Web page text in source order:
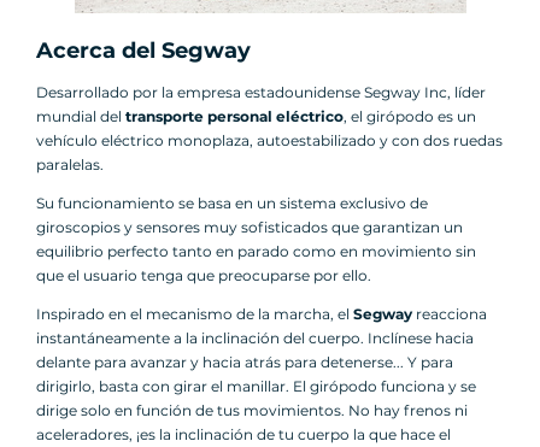
Acerca del Segway
Desarrollado por la empresa estadounidense Segway Inc, líder
mundial del transporte personal eléctrico, el girópodo es un
vehículo eléctrico monoplaza, autoestabilizado y con dos ruedas
paralelas.
Su funcionamiento se basa en un sistema exclusivo de
giroscopios y sensores muy sofisticados que garantizan un
equilibrio perfecto tanto en parado como en movimiento sin
que el usuario tenga que preocuparse por ello.
Inspirado en el mecanismo de la marcha, el Segway reacciona
instantáneamente a la inclinación del cuerpo. Inclínese hacia
delante para avanzar y hacia atrás para detenerse... Y para
dirigirlo, basta con girar el manillar. El girópodo funciona y se
dirige solo en función de tus movimientos. No hay frenos ni
aceleradores, ¡es la inclinación de tu cuerpo la que hace el